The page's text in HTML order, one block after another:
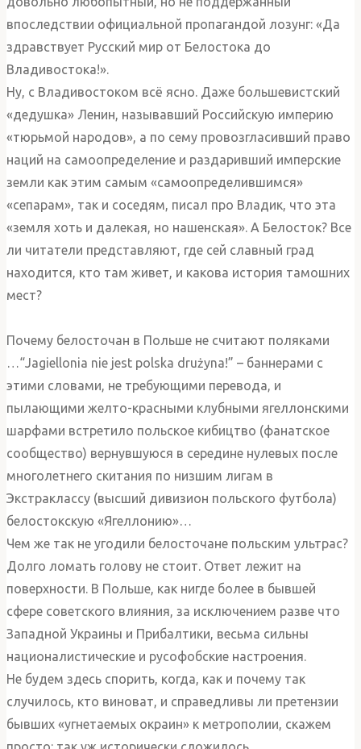
впоследствии официальной пропагандой лозунг: «Да
здравствует Русский мир от Белостока до
Владивостока!».
Ну, с Владивостоком всё ясно. Даже большевистский
«дедушка» Ленин, называвший Российскую империю
«тюрьмой народов», а по сему провозгласивший право
наций на самоопределение и раздаривший имперские
земли как этим самым «самоопределившимся»
«сепарам», так и соседям, писал про Владик, что эта
«земля хоть и далекая, но нашенская». А Белосток? Все
ли читатели представляют, где сей славный град
находится, кто там живет, и какова история тамошних
мест?
Почему белосточан в Польше не считают поляками
…“Jagiellonia nie jest polska drużyna!” – баннерами с
этими словами, не требующими перевода, и
пылающими желто-красными клубными ягеллонскими
шарфами встретило польское кибицтво (фанатское
сообщество) вернувшуюся в середине нулевых после
многолетнего скитания по низшим лигам в
Экстраклассу (высший дивизион польского футбола)
белостокскую «Ягеллонию»…
Чем же так не угодили белосточане польским ультрас?
Долго ломать голову не стоит. Ответ лежит на
поверхности. В Польше, как нигде более в бывшей
сфере советского влияния, за исключением разве что
Западной Украины и Прибалтики, весьма сильны
националистические и русофобские настроения.
Не будем здесь спорить, когда, как и почему так
случилось, кто виноват, и справедливы ли претензии
бывших «угнетаемых окраин» к метрополии, скажем